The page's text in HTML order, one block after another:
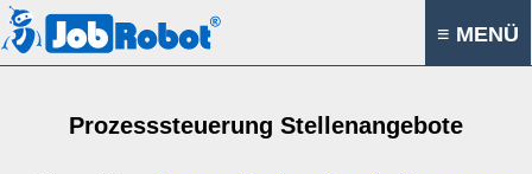
≡ MENÜ
Prozesssteuerung Stellenangebote